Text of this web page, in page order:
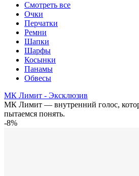
Смотреть все
Очки
Перчатки
Ремни
Шапки
Шарфы
Косынки
Панамы
Обвесы
МК Лимит - Эксклюзив
МК Лимит — внутренний голос,
пытаемся понять.
-8%